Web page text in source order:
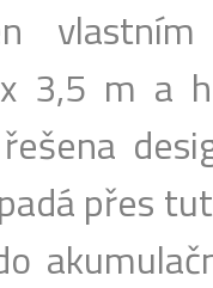
3,5 m a
přes